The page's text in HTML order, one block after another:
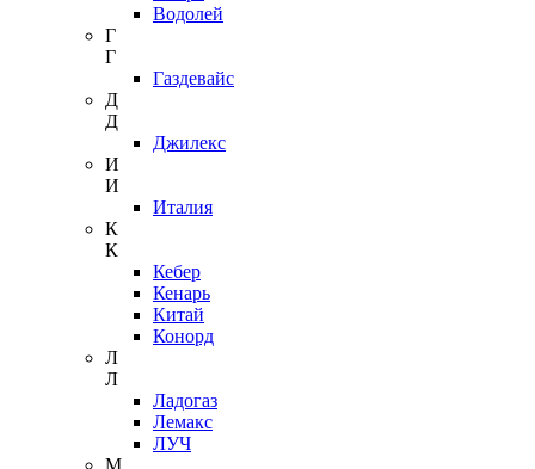
Водолей
Г
Г
Газдевайс
Д
Д
Джилекс
И
И
Италия
К
К
Кебер
Кенарь
Китай
Конорд
Л
Л
Ладогаз
Лемакс
ЛУЧ
М